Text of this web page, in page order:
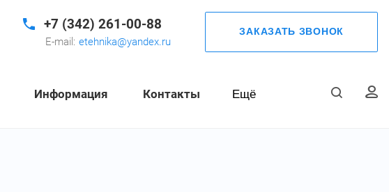
+7 (342) 261-00-88
E-mail: etehnika@yandex.ru
ЗАКАЗАТЬ ЗВОНОК
Информация Контакты Ещё